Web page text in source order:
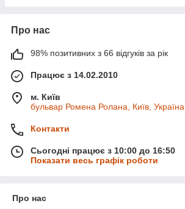
Про нас
98% позитивних з 66 відгуків за рік
Працює з 14.02.2010
м. Київ
бульвар Ромена Ролана, Київ, Україна
Контакти
Сьогодні працює з 10:00 до 16:50
Показати весь графік роботи
Про нас